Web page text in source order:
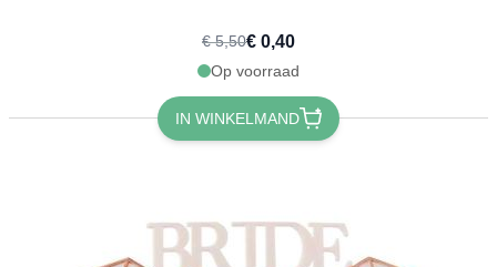
€ 5,50€ 0,40
Op voorraad
IN WINKELMAND